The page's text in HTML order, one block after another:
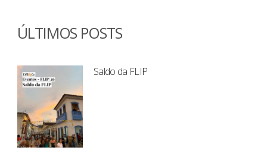
ÚLTIMOS POSTS
Saldo da FLIP